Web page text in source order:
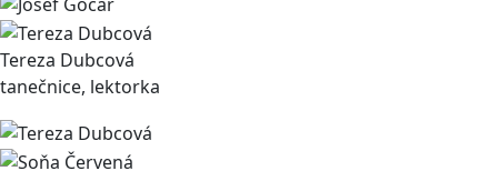
Tereza Dubcová
tanečnice, lektorka